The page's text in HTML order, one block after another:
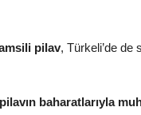
pilav, Türkeli’de de
baharatlarıyla